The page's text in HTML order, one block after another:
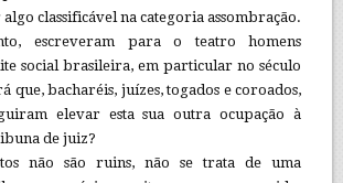
algo classificável na categoria assombração.
escreveram para o teatro homens
social brasileira, em particular no século
que, bacharéis, juízes, togados e coroados,
elevar esta sua outra ocupação à
de juiz?
não são ruins, não se trata de uma